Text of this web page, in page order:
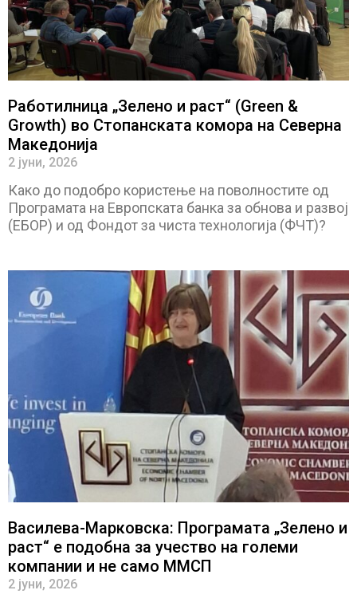
Работилница „Зелено и раст“ (Green &
Growth) во Стопанската комора на Северна
Македонија
2 јуни, 2026
Како до подобро користење на поволностите од
Програмата на Европската банка за обнова и развој
(ЕБОР) и од Фондот за чиста технологија (ФЧТ)?
Василева-Марковска: Програмата „Зелено и
раст“ е подобна за учество на големи
компании и не само ММСП
2 јуни, 2026